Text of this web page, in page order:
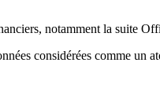
notamment la suite
considérées comme un